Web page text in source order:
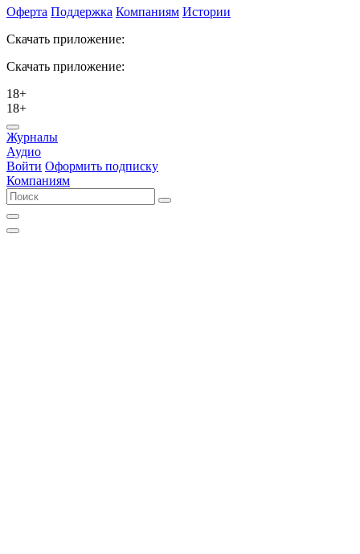
Оферта Поддержка Компаниям Истории
Скачать приложение:
Скачать приложение:
18+
18+
Журналы
Аудио
Войти Оформить подписку
Компаниям